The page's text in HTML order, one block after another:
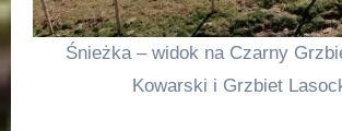
Śnieżka – widok na Czarny
Kowarski i Grzbiet